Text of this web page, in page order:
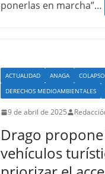
ponerlas en marcha”…
ACTUALIDAD ANAGA COLAPSO
DERECHOS MEDIOAMBIENTALES
9 de abril de 2025
Drago
vehículos